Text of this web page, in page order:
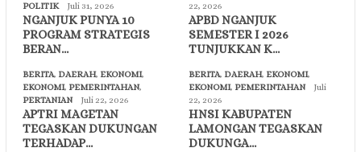
POLITIK
Juli 31, 2026
NGANJUK PUNYA 10
PROGRAM STRATEGIS
BERAN…
22, 2026
APBD NGANJUK
SEMESTER I 2026
TUNJUKKAN K…
BERITA, DAERAH, EKONOMI,
EKONOMI, PEMERINTAHAN,
PERTANIAN
Juli 22, 2026
APTRI MAGETAN
TEGASKAN DUKUNGAN
TERHADAP…
BERITA, DAERAH, EKONOMI,
EKONOMI, PEMERINTAHAN
Juli
22, 2026
HNSI KABUPATEN
LAMONGAN TEGASKAN
DUKUNGA…